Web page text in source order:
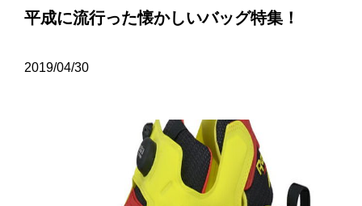
平成に流行った懐かしいバッグ特集！
2019/04/30